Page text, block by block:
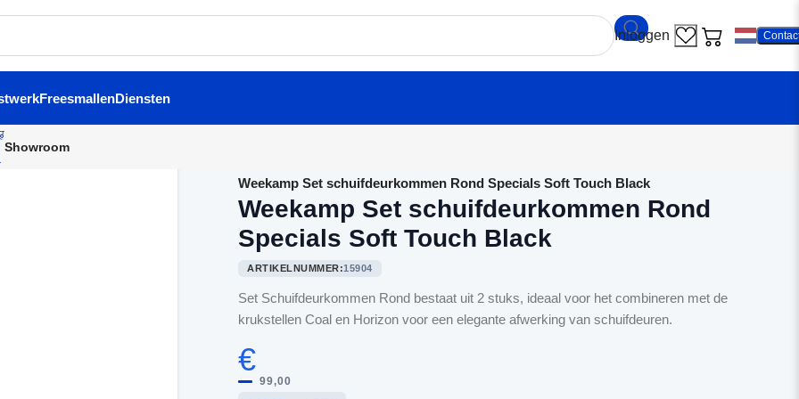
FreesmallenDiensten
Showroom
Weekamp Set schuifdeurkommen Rond Specials Soft Touch Black
Weekamp Set schuifdeurkommen Rond
Specials Soft Touch Black
ARTIKELNUMMER:15904
Set Schuifdeurkommen Rond bestaat uit 2 stuks, ideaal voor het combineren met de
krukstellen Coal en Horizon voor een elegante afwerking van schuifdeuren.
€
99,00